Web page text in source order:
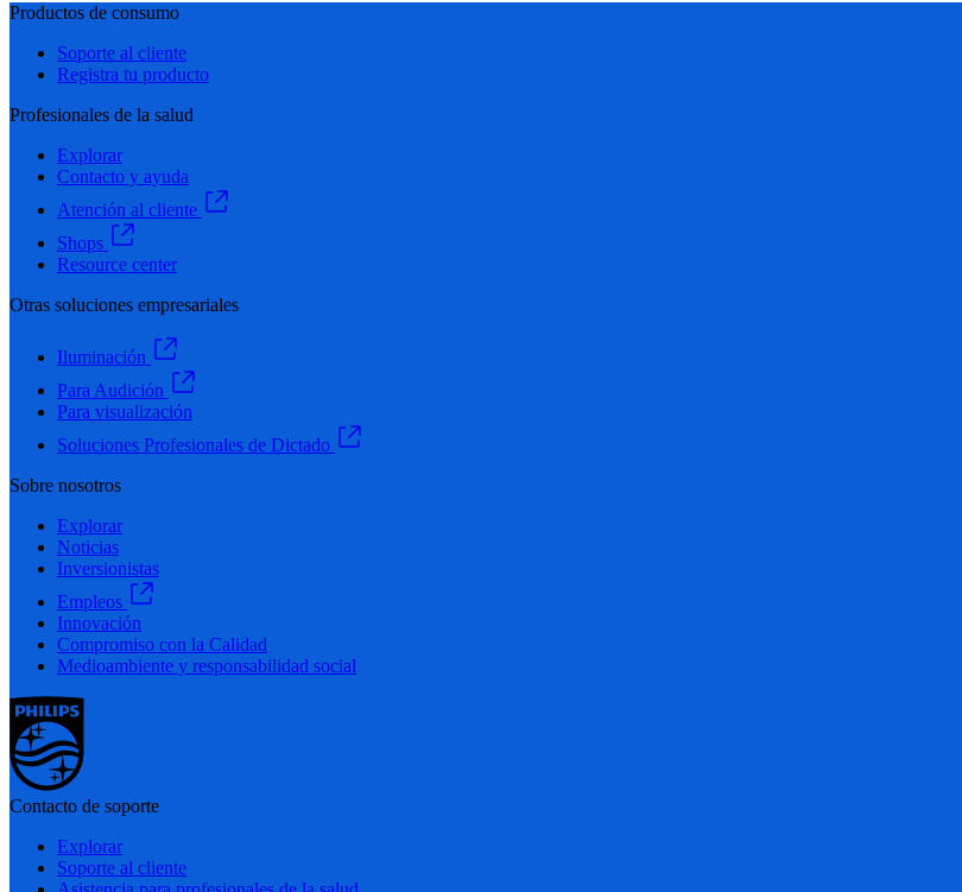
Productos de consumo
Soporte al cliente
Registra tu producto
Profesionales de la salud
Explorar
Contacto y ayuda
Atención al cliente
Shops
Resource center
Otras soluciones empresariales
Iluminación
Para Audición
Para visualización
Soluciones Profesionales de Dictado
Sobre nosotros
Explorar
Noticias
Inversionistas
Empleos
Innovación
Compromiso con la Calidad
Medioambiente y responsabilidad social
Contacto de soporte
Explorar
Soporte al cliente